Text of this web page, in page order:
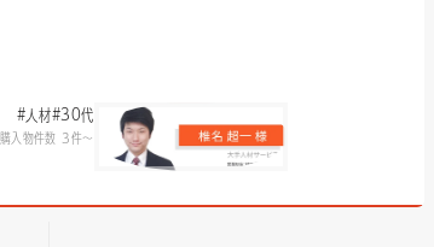
#人材#30代
購入物件数 3件〜